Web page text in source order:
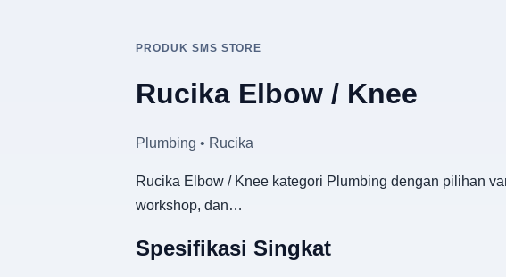
PRODUK SMS STORE
Rucika Elbow / Knee
Plumbing • Rucika
Rucika Elbow / Knee kategori Plumbing dengan pilihan
workshop, dan…
Spesifikasi Singkat